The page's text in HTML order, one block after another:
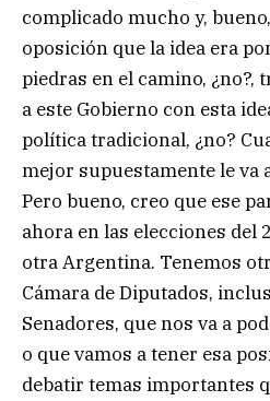
complicado mucho y,
oposición que la idea era
piedras en el camino, ¿no?,
a este Gobierno con esta
política tradicional, ¿no?
mejor supuestamente le va
Pero bueno, creo que ese
ahora en las elecciones del
otra Argentina. Tenemos
Cámara de Diputados,
Senadores, que nos va a
o que vamos a tener esa
debatir temas importantes